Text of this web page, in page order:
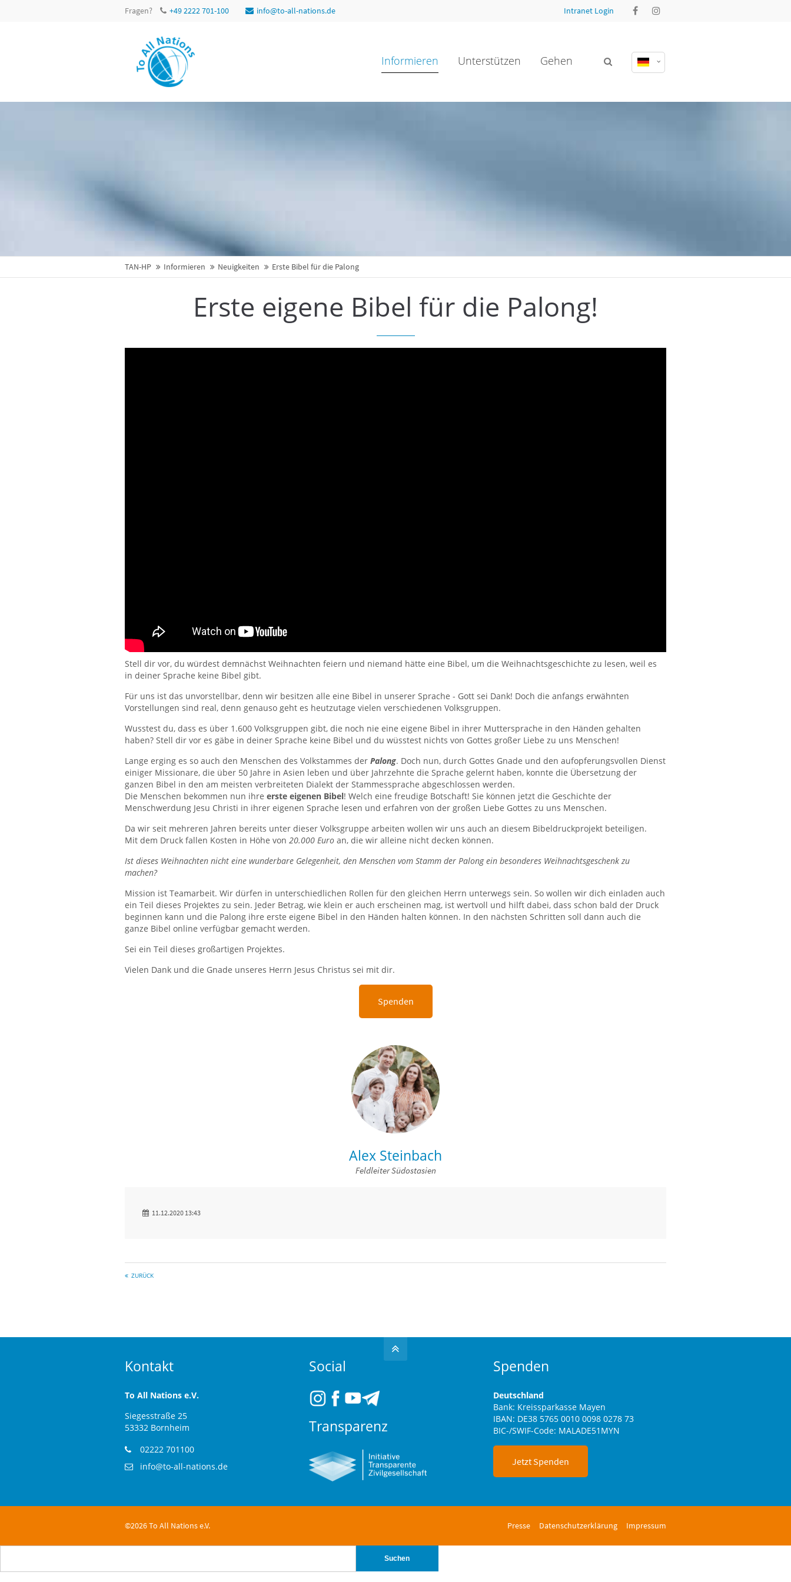
Intranet Login
Fragen? +49 2222 701-100 info@to-all-nations.de
Informieren Unterstützen Gehen
TAN-HP Informieren Neuigkeiten Erste Bibel für die Palong
Erste eigene Bibel für die Palong!
Stell dir vor, du würdest demnächst Weihnachten feiern und niemand hätte eine Bibel, um die Weihnachtsgeschichte zu lesen, weil es
in deiner Sprache keine Bibel gibt.
Für uns ist das unvorstellbar, denn wir besitzen alle eine Bibel in unserer Sprache - Gott sei Dank! Doch die anfangs erwähnten
Vorstellungen sind real, denn genauso geht es heutzutage vielen verschiedenen Volksgruppen.
Wusstest du, dass es über 1.600 Volksgruppen gibt, die noch nie eine eigene Bibel in ihrer Muttersprache in den Händen gehalten
haben? Stell dir vor es gäbe in deiner Sprache keine Bibel und du wüsstest nichts von Gottes großer Liebe zu uns Menschen!
Lange erging es so auch den Menschen des Volkstammes der Palong. Doch nun, durch Gottes Gnade und den aufopferungsvollen Dienst
einiger Missionare, die über 50 Jahre in Asien leben und über Jahrzehnte die Sprache gelernt haben, konnte die Übersetzung der
ganzen Bibel in den am meisten verbreiteten Dialekt der Stammessprache abgeschlossen werden.
Die Menschen bekommen nun ihre erste eigenen Bibel! Welch eine freudige Botschaft! Sie können jetzt die Geschichte der
Menschwerdung Jesu Christi in ihrer eigenen Sprache lesen und erfahren von der großen Liebe Gottes zu uns Menschen.
Da wir seit mehreren Jahren bereits unter dieser Volksgruppe arbeiten wollen wir uns auch an diesem Bibeldruckprojekt beteiligen.
Mit dem Druck fallen Kosten in Höhe von 20.000 Euro an, die wir alleine nicht decken können.
Ist dieses Weihnachten nicht eine wunderbare Gelegenheit, den Menschen vom Stamm der Palong ein besonderes Weihnachtsgeschenk zu
machen?
Mission ist Teamarbeit. Wir dürfen in unterschiedlichen Rollen für den gleichen Herrn unterwegs sein. So wollen wir dich einladen auch
ein Teil dieses Projektes zu sein. Jeder Betrag, wie klein er auch erscheinen mag, ist wertvoll und hilft dabei, dass schon bald der Druck
beginnen kann und die Palong ihre erste eigene Bibel in den Händen halten können. In den nächsten Schritten soll dann auch die
ganze Bibel online verfügbar gemacht werden.
Sei ein Teil dieses großartigen Projektes.
Vielen Dank und die Gnade unseres Herrn Jesus Christus sei mit dir.
Spenden
Alex Steinbach
Feldleiter Südostasien
11.12.2020 13:43
ZURÜCK
Kontakt
To All Nations e.V.
Siegesstraße 25
53332 Bornheim
02222 701100
info@to-all-nations.de
Social
Transparenz
Spenden
Deutschland
Bank: Kreissparkasse Mayen
IBAN: DE38 5765 0010 0098 0278 73
BIC-/SWIF-Code: MALADE51MYN
Jetzt Spenden
©2026 To All Nations e.V. Presse Datenschutzerklärung Impressum
Suchen